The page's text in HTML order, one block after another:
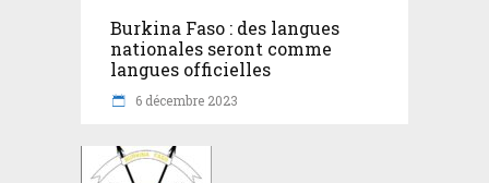
Burkina Faso : des langues
nationales seront comme
langues officielles
6 décembre 2023